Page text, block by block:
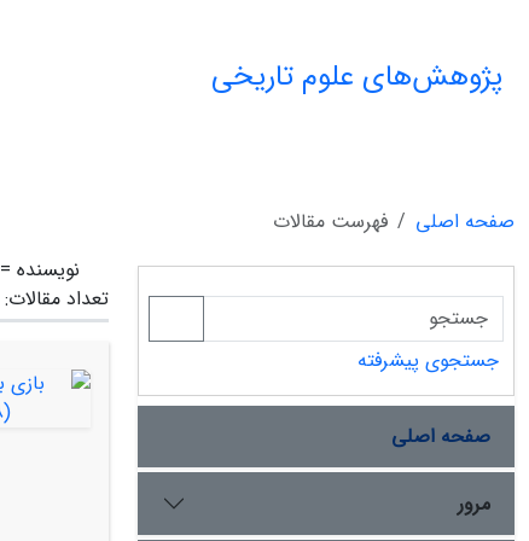
پژوهش‌های علوم تاریخی
صفحه اصلی
فهرست مقالات
نویسنده =
تعداد مقالات:
جستجوی پیشرفته
صفحه اصلی
مرور